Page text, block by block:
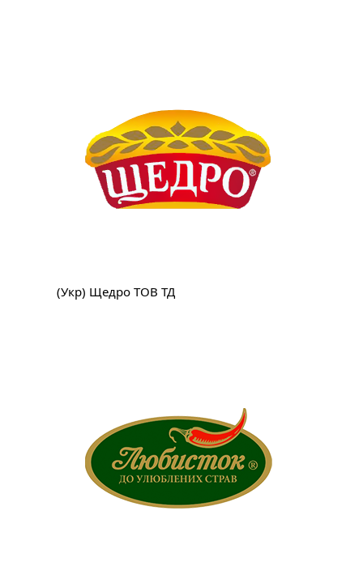
(Укр) Щедро ТОВ ТД